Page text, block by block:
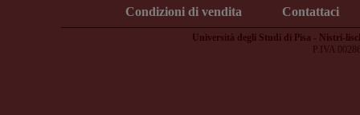
Condizioni di vendita Contattaci
Università degli Studi di Pisa - Nistri-
P.IVA